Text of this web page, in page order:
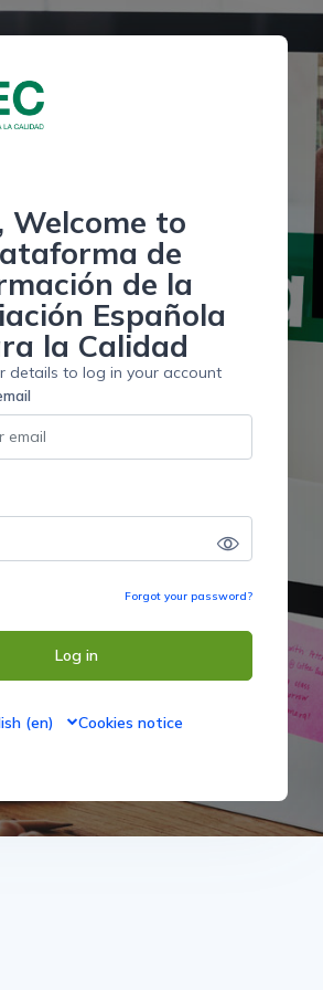
Welcome to
de
de la
Española
la Calidad
details to log in your account
Forgot your password?
Log in
‎(en)‎ Cookies notice